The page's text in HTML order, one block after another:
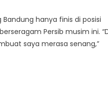
hanya finis di posisi
Persib musim ini.
saya merasa senang,”